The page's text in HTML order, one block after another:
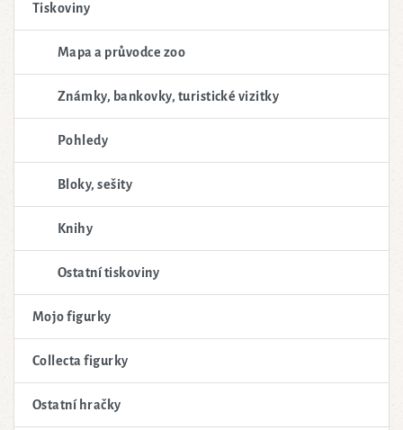
Tiskoviny
Mapa a průvodce zoo
Známky, bankovky, turistické vizitky
Pohledy
Bloky, sešity
Knihy
Ostatní tiskoviny
Mojo figurky
Collecta figurky
Ostatní hračky